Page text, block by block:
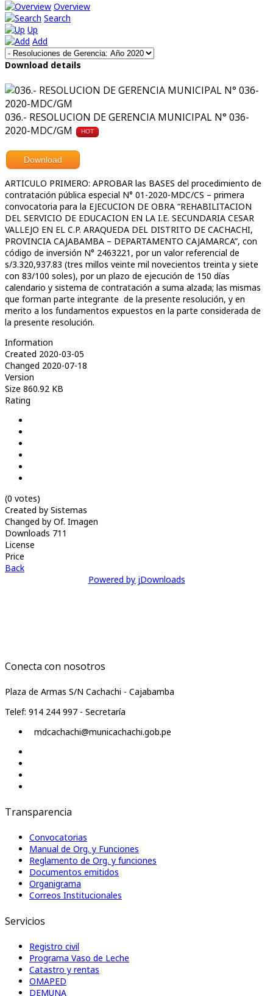
Overview
Search
Up
Add
Download details
036.- RESOLUCION DE GERENCIA MUNICIPAL N° 036-
2020-MDC/GM
HOT
Download
ARTICULO PRIMERO: APROBAR las BASES del procedimiento de
contratación pública especial N° 01-2020-MDC/CS – primera
convocatoria para la EJECUCION DE OBRA “REHABILITACION
DEL SERVICIO DE EDUCACION EN LA I.E. SECUNDARIA CESAR
VALLEJO EN EL C.P. ARAQUEDA DEL DISTRITO DE CACHACHI,
PROVINCIA CAJABAMBA – DEPARTAMENTO CAJAMARCA”, con
código de inversión N° 2463221, por un valor referencial de
s/3.320,937.83 (tres millos veinte mil novecientos treinta y siete
con 83/100 soles), por un plazo de ejecución de 150 días
calendario y sistema de contratación a suma alzada; las mismas
que forman parte integrante de la presente resolución, y en
merito a los fundamentos expuestos en la parte considerada de
la presente resolución.
Information
Created 2020-03-05
Changed 2020-07-18
Version
Size 860.92 KB
Rating
(0 votes)
Created by Sistemas
Changed by Of. Imagen
Downloads 711
License
Price
Back
Powered by jDownloads
Conecta con nosotros
Plaza de Armas S/N Cachachi - Cajabamba
Telef: 914 244 997 - Secretaría
mdcachachi@municachachi.gob.pe
Transparencia
Convocatorias
Manual de Org. y Funciones
Reglamento de Org. y funciones
Documentos emitidos
Organigrama
Correos Institucionales
Servicios
Registro civil
Programa Vaso de Leche
Catastro y rentas
OMAPED
DEMUNA